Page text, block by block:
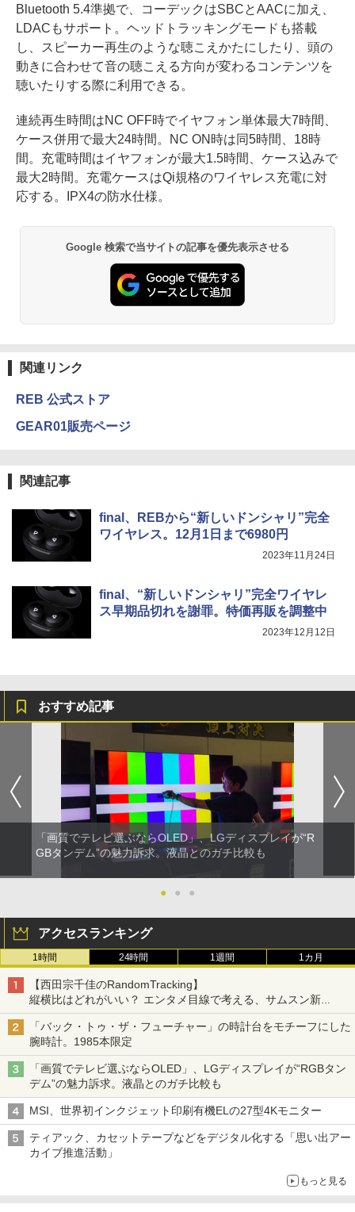
Bluetooth 5.4準拠で、コーデックはSBCとAACに加え、
LDACもサポート。ヘッドトラッキングモードも搭載
し、スピーカー再生のような聴こえかたにしたり、頭の
動きに合わせて音の聴こえる方向が変わるコンテンツを
聴いたりする際に利用できる。
連続再生時間はNC OFF時でイヤフォン単体最大7時間、
ケース併用で最大24時間。NC ON時は同5時間、18時
間。充電時間はイヤフォンが最大1.5時間、ケース込みで
最大2時間。充電ケースはQi規格のワイヤレス充電に対
応する。IPX4の防水仕様。
Google 検索で当サイトの記事を優先表示させる
関連リンク
REB 公式ストア
GEAR01販売ページ
関連記事
final、REBから“新しいドンシャリ”完全
ワイヤレス。12月1日まで6980円
2023年11月24日
final、“新しいドンシャリ”完全ワイヤレ
ス早期品切れを謝罪。特価再販を調整中
2023年12月12日
おすすめ記事
「画質でテレビ選ぶならOLED」、LGディスプレイが“R
GBタンデム”の魅力訴求。液晶とのガチ比較も
● ● ●
アクセスランキング
1時間 24時間 1週間 1カ月
【西田宗千佳のRandomTracking】
縦横比はどれがいい？ エンタメ目線で考える、サムスン新
「Galaxy Z Fold」
「バック・トゥ・ザ・フューチャー」の時計台をモチーフにした
腕時計。1985本限定
「画質でテレビ選ぶならOLED」、LGディスプレイが“RGBタン
デム”の魅力訴求。液晶とのガチ比較も
MSI、世界初インクジェット印刷有機ELの27型4Kモニター
ティアック、カセットテープなどをデジタル化する「思い出アー
カイブ推進活動」
もっと見る